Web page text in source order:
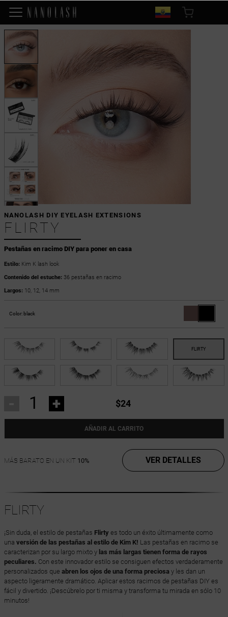
Pestañas en racimo DIY para poner en casa
NANOLASH DIY EYELASH EXTENSIONS
FLIRTY
Estilo: Kim K lash look
Contenido del estuche: 36 pestañas en racimo
Largos: 10, 12, 14 mm
Color: black
+ $24
AÑADIR AL CARRITO
MÁS BARATO EN UN KIT 10% VER DETALLES
FLIRTY
¡Sin duda, el estilo de pestañas Flirty es todo un éxito últimamente como
una versión de las pestañas al estilo de Kim K! Las pestañas en racimo se
caracterizan por su largo mixto y las más largas tienen forma de rayos
peculiares. Con este innovador estilo se consiguen efectos verdaderamente
personalizados que abren los ojos de una forma preciosay les dan un
aspecto ligeramente dramático. Aplicar estos racimos de pestañas DIY es
fácil y divertido. ¡Descúbrelo por ti misma y transforma tu mirada en sólo 10
minutos!